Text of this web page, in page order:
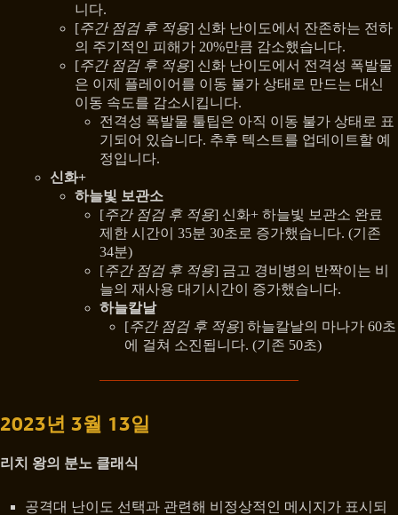
니다.
[주간 점검 후 적용] 신화 난이도에서 잔존하는 전하
의 주기적인 피해가 20%만큼 감소했습니다.
[주간 점검 후 적용] 신화 난이도에서 전격성 폭발물
은 이제 플레이어를 이동 불가 상태로 만드는 대신
이동 속도를 감소시킵니다.
전격성 폭발물 툴팁은 아직 이동 불가 상태로 표
기되어 있습니다. 추후 텍스트를 업데이트할 예
정입니다.
신화+
하늘빛 보관소
[주간 점검 후 적용] 신화+ 하늘빛 보관소 완료
제한 시간이 35분 30초로 증가했습니다. (기존
34분)
[주간 점검 후 적용] 금고 경비병의 반짝이는 비
늘의 재사용 대기시간이 증가했습니다.
하늘칼날
[주간 점검 후 적용] 하늘칼날의 마나가 60초
에 걸쳐 소진됩니다. (기존 50초)
2023년 3월 13일
리치 왕의 분노 클래식
공격대 난이도 선택과 관련해 비정상적인 메시지가 표시되